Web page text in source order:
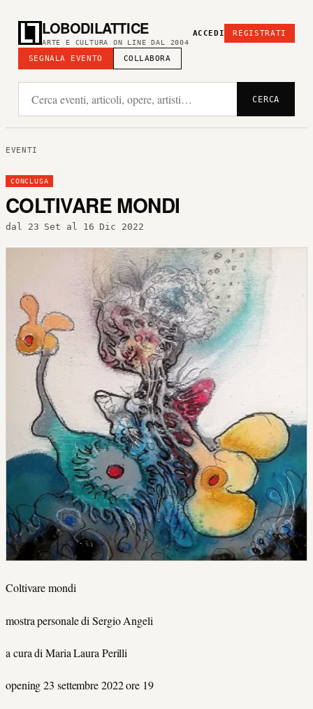
LOBODILATTICE
ARTE E CULTURA ON LINE DAL 2004
SEGNALA EVENTO COLLABORA
ACCEDI REGISTRATI
CERCA
EVENTI
CONCLUSA
COLTIVARE MONDI
dal 23 Set al 16 Dic 2022
Coltivare mondi
mostra personale di Sergio Angeli
a cura di Maria Laura Perilli
opening 23 settembre 2022 ore 19